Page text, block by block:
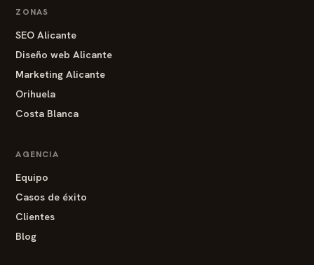
ZONAS
SEO Alicante
Diseño web Alicante
Marketing Alicante
Orihuela
Costa Blanca
AGENCIA
Equipo
Casos de éxito
Clientes
Blog